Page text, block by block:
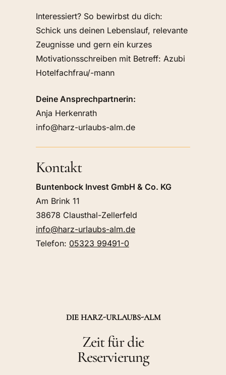
Interessiert? So bewirbst du dich:
Schick uns deinen Lebenslauf, relevante
Zeugnisse und gern ein kurzes
Motivationsschreiben mit Betreff: Azubi
Hotelfachfrau/-mann
Deine Ansprechpartnerin:
Anja Herkenrath
info@harz-urlaubs-alm.de
Kontakt
Buntenbock Invest GmbH & Co. KG
Am Brink 11
38678 Clausthal-Zellerfeld
info@harz-urlaubs-alm.de
Telefon: 05323 99491-0
DIE HARZ-URLAUBS-ALM
Zeit für die
Reservierung